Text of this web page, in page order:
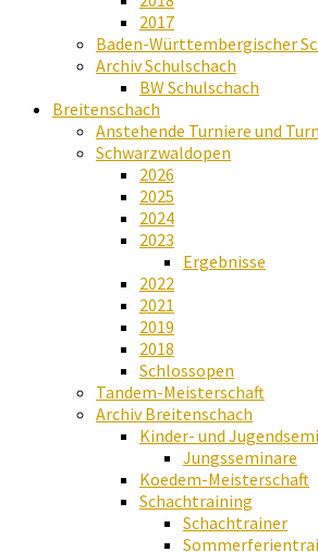
2017
Baden-Württembergischer
Archiv Schulschach
BW Schulschach
Breitenschach
Anstehende Turniere und
Schwarzwaldopen
2026
2025
2024
2023
Ergebnisse
2022
2021
2019
2018
Schlossopen
Tandem-Meisterschaft
Archiv Breitenschach
Kinder- und
Jungsseminare
Koedem-Meisterschaft
Schachtraining
Schachtrainer